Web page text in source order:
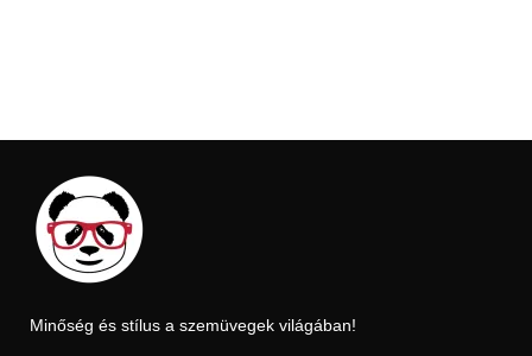
Minőség és stílus a szemüvegek világában!